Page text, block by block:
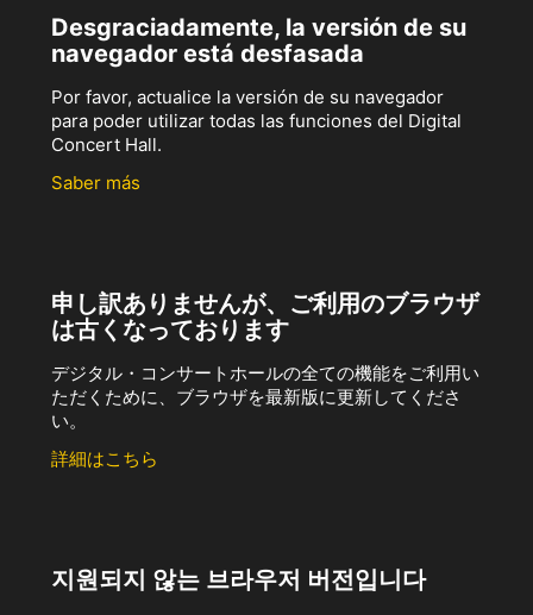
Desgraciadamente, la versión de su
navegador está desfasada
Por favor, actualice la versión de su navegador
para poder utilizar todas las funciones del Digital
Concert Hall.
Saber más
申し訳ありませんが、ご利用のブラウザ
は古くなっております
デジタル・コンサートホールの全ての機能をご利用い
ただくために、ブラウザを最新版に更新してくださ
い。
詳細はこちら
지원되지 않는 브라우저 버전입니다